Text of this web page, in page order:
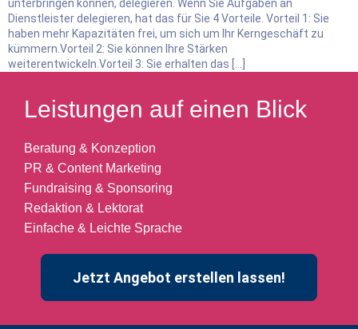
unterbringen können, delegieren. Wenn Sie Aufgaben an
Dienstleister delegieren, hat das für Sie 4 Vorteile. Vorteil 1: Sie
haben mehr Kapazitäten frei, um sich um Ihr Kerngeschäft zu
kümmern.Vorteil 2: Sie können Ihre Stärken
weiterentwickeln.Vorteil 3: Sie erhalten das […]
Leistungen auf einen Blick
Beratung & Konzeption
PR & Content Marketing
Fundraising & Sponsoring
Redaktion & Lektorat
Einfache & Leichte Sprache
Jetzt Angebot erstellen lassen!